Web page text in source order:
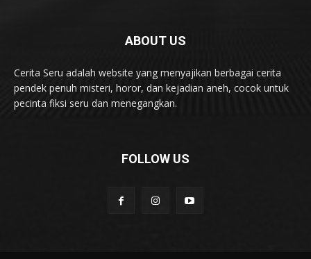
ABOUT US
Cerita Seru adalah website yang menyajikan berbagai cerita
pendek penuh misteri, horor, dan kejadian aneh, cocok untuk
pecinta fiksi seru dan menegangkan.
FOLLOW US